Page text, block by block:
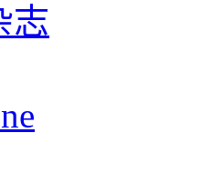
志